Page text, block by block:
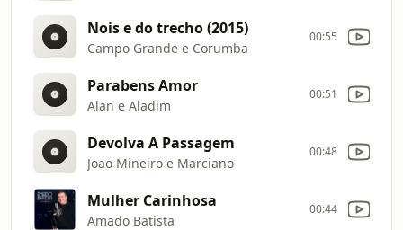
Nois e do trecho (2015)
Campo Grande e Corumba
00:55
Parabens Amor
Alan e Aladim
00:51
Devolva A Passagem
Joao Mineiro e Marciano
00:48
Mulher Carinhosa
Amado Batista
00:44